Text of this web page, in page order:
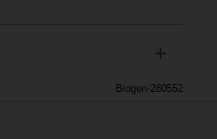
Biogen-280552